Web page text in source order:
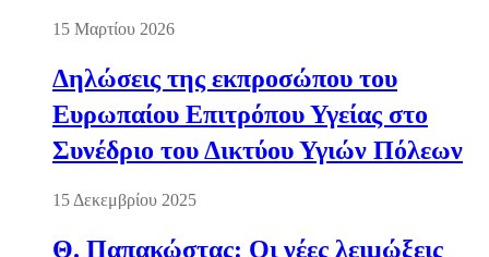
15 Μαρτίου 2026
Δηλώσεις της εκπροσώπου του
Ευρωπαίου Επιτρόπου Υγείας στο
Συνέδριο του Δικτύου Υγιών Πόλεων
15 Δεκεμβρίου 2025
Θ. Παπακώστας: Οι νέες λειμώξεις